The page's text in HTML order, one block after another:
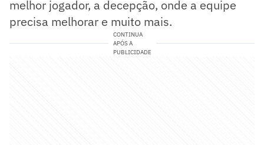
melhor jogador, a decepção, onde a equipe
precisa melhorar e muito mais.
CONTINUA
APÓS A
PUBLICIDADE